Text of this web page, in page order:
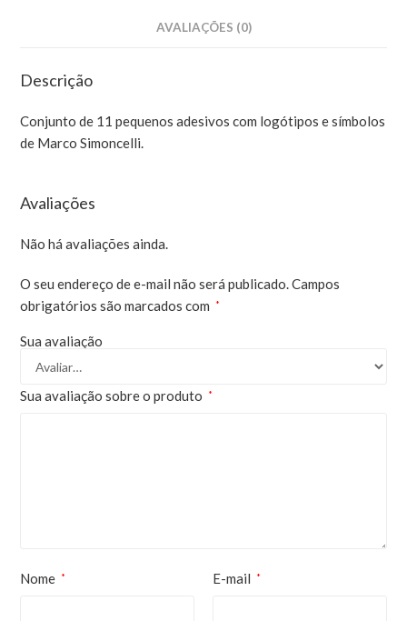
AVALIAÇÕES (0)
Descrição
Conjunto de 11 pequenos adesivos com logótipos e símbolos
de Marco Simoncelli.
Avaliações
Não há avaliações ainda.
O seu endereço de e-mail não será publicado.Campos
obrigatórios são marcados com
*
Sua avaliação
Sua avaliação sobre o produto *
Nome * E-mail *